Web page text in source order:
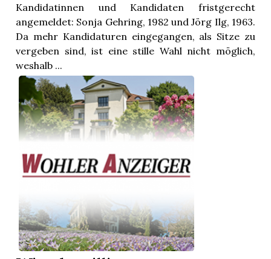
Kandidatinnen und Kandidaten fristgerecht
angemeldet: Sonja Gehring, 1982 und Jörg Ilg, 1963.
Da mehr Kandidaturen eingegangen, als Sitze zu
vergeben sind, ist eine stille Wahl nicht möglich,
weshalb ...